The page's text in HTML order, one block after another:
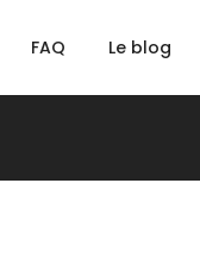
FAQ Le blog